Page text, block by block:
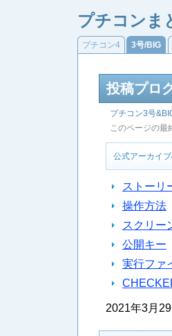
プチコンま
プチコン4 3号/BIG
投稿プロ
プチコン3号
このページの
公式アーカイ
ストーリ
操作方法
スクリー
公開キー
実行ファ
2021年3月